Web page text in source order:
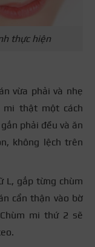
thực hiện
vừa phải và nhẹ
mi thật một cách
phải đều và ăn
không lệch trên
L, gắp từng chùm
cẩn thận vào bờ
mi thứ 2 sẽ